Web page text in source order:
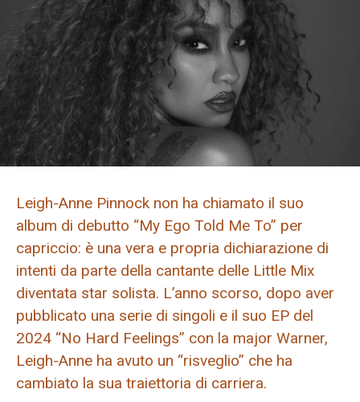
Leigh-Anne Pinnock non ha chiamato il suo
album di debutto “My Ego Told Me To” per
capriccio: è una vera e propria dichiarazione di
intenti da parte della cantante delle Little Mix
diventata star solista. L’anno scorso, dopo aver
pubblicato una serie di singoli e il suo EP del
2024 “No Hard Feelings” con la major Warner,
Leigh-Anne ha avuto un “risveglio” che ha
cambiato la sua traiettoria di carriera.